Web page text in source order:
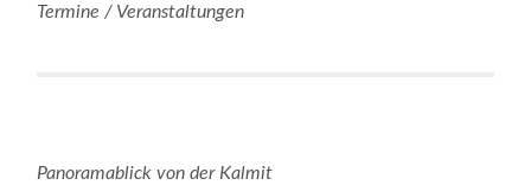
Termine / Veranstaltungen
Panoramablick von der Kalmit